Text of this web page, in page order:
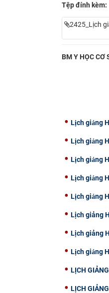
Tệp đính kèm:
2425_Lịch
BM Y HỌC
Lịch giảng
Lịch giảng
Lịch giảng
Lịch giảng
Lịch giảng
Lịch giảng
Lịch giảng
Lịch giảng
LỊCH
LỊCH